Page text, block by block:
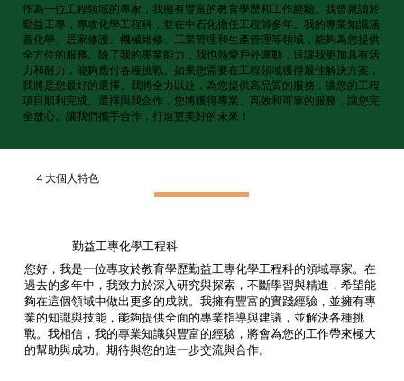
作為一位工程領域的專家，我擁有豐富的教育學歷和工作經驗。我曾就讀於
勤益工專，專攻化學工程科，並在中石化擔任工程師多年。我的專業知識涵
蓋化學、居家修護、機械維修、工業管理和生產管理等領域，能夠為您提供
全方位的服務。除了我的專業能力，我也熱愛戶外運動，這讓我更加具有活
力和耐力，能夠應付各種挑戰。如果您需要在工程領域獲得最佳解決方案，
我將是您最好的選擇。我將全力以赴，為您提供高品質的服務，讓您的工程
項目順利完成。選擇與我合作，您將獲得專業、高效和可靠的服務，讓您完
全放心。讓我們攜手合作，打造更美好的未來！
４大個人特色
勤益工專化學工程科
您好，我是一位專攻於教育學歷勤益工專化學工程科的領域專家。在
過去的多年中，我致力於深入研究與探索，不斷學習與精進，希望能
夠在這個領域中做出更多的成就。我擁有豐富的實踐經驗，並擁有專
業的知識與技能，能夠提供全面的專業指導與建議，並解決各種挑
戰。我相信，我的專業知識與豐富的經驗，將會為您的工作帶來極大
的幫助與成功。期待與您的進一步交流與合作。